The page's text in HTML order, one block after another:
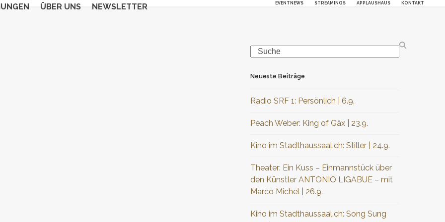
EVENTNEWS STREAMINGS APPLAUSHAUS KONTAKT
ÜBER UNS NEWSLETTER
Search
Neueste Beiträge
Radio SRF 1: Persönlich | 6.9.
Peach Weber: King of Gäx | 23.9.
Kino im Stadthaussaal.ch: Stiller | 24.9.
Theater: Ein Kuss – Einmannstück über
den Künstler ANTONIO LIGABUE – mit
Marco Michel | 26.9.
Kino im Stadthaussaal.ch: Song Sung